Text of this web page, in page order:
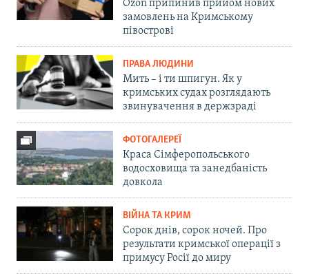
Ozon припинив прийом нових
замовлень на Кримському
півострові
ПРАВА ЛЮДИНИ
Мить – і ти шпигун. Як у
кримських судах розглядають
звинувачення в держзраді
ФОТОГАЛЕРЕЇ
Краса Сімферопольського
водосховища та занедбаність
довкола
ВІЙНА ТА КРИМ
Сорок днів, сорок ночей. Про
результати кримської операції з
примусу Росії до миру